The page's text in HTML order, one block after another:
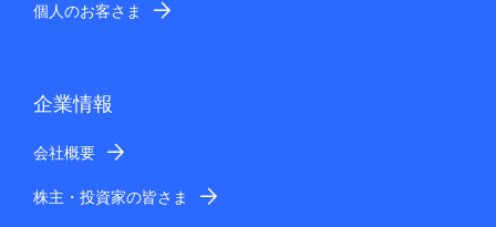
個人のお客さま
企業情報
会社概要
株主・投資家の皆さま